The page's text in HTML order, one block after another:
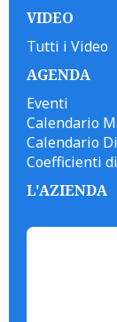
VIDEO
Tutti i Video
AGENDA
Eventi
Calendario
Calendario
Coefficienti
L'AZIENDA